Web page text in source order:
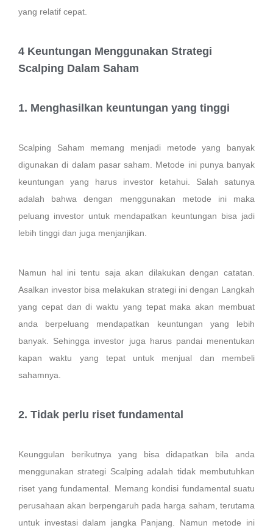
yang relatif cepat.
4 Keuntungan Menggunakan Strategi
Scalping Dalam Saham
1. Menghasilkan keuntungan yang tinggi
Scalping Saham memang menjadi metode yang banyak
digunakan di dalam pasar saham. Metode ini punya banyak
keuntungan yang harus investor ketahui. Salah satunya
adalah bahwa dengan menggunakan metode ini maka
peluang investor untuk mendapatkan keuntungan bisa jadi
lebih tinggi dan juga menjanjikan.
Namun hal ini tentu saja akan dilakukan dengan catatan.
Asalkan investor bisa melakukan strategi ini dengan Langkah
yang cepat dan di waktu yang tepat maka akan membuat
anda berpeluang mendapatkan keuntungan yang lebih
banyak. Sehingga investor juga harus pandai menentukan
kapan waktu yang tepat untuk menjual dan membeli
sahamnya.
2. Tidak perlu riset fundamental
Keunggulan berikutnya yang bisa didapatkan bila anda
menggunakan strategi Scalping adalah tidak membutuhkan
riset yang fundamental. Memang kondisi fundamental suatu
perusahaan akan berpengaruh pada harga saham, terutama
untuk investasi dalam jangka Panjang. Namun metode ini